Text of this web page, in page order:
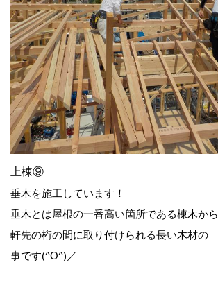
上棟⑨
垂木を施工しています！
垂木とは屋根の一番高い箇所である棟木から
軒先の桁の間に取り付けられる長い木材の
事です(^O^)／